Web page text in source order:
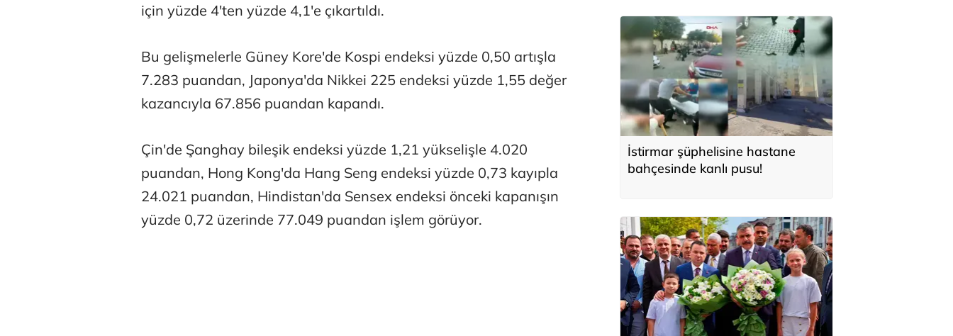
için yüzde 4'ten yüzde 4,1'e çıkartıldı.
Bu gelişmelerle Güney Kore'de Kospi endeksi yüzde 0,50 artışla
7.283 puandan, Japonya'da Nikkei 225 endeksi yüzde 1,55 değer
kazancıyla 67.856 puandan kapandı.
Çin'de Şanghay bileşik endeksi yüzde 1,21 yükselişle 4.020
puandan, Hong Kong'da Hang Seng endeksi yüzde 0,73 kayıpla
24.021 puandan, Hindistan'da Sensex endeksi önceki kapanışın
yüzde 0,72 üzerinde 77.049 puandan işlem görüyor.
İstirmar şüphelisine hastane
bahçesinde kanlı pusu!